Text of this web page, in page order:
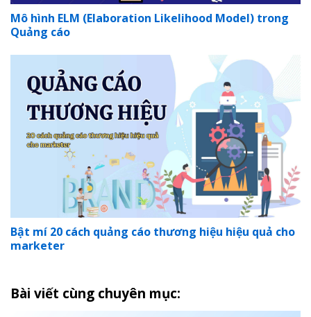
Mô hình ELM (Elaboration Likelihood Model) trong
Quảng cáo
Bật mí 20 cách quảng cáo thương hiệu hiệu quả cho
marketer
Bài viết cùng chuyên mục: